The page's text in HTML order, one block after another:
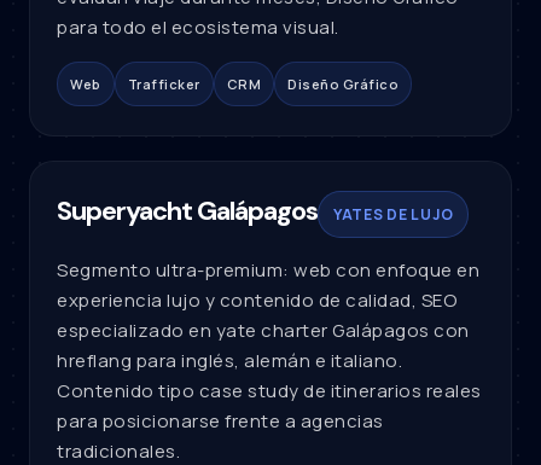
para todo el ecosistema visual.
Web Trafficker CRM Diseño Gráfico
Superyacht Galápagos YATES DE LUJO
Segmento ultra-premium: web con enfoque en
experiencia lujo y contenido de calidad, SEO
especializado en yate charter Galápagos con
hreflang para inglés, alemán e italiano.
Contenido tipo case study de itinerarios reales
para posicionarse frente a agencias
tradicionales.